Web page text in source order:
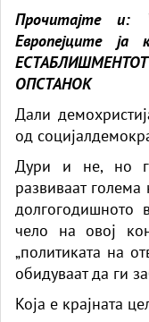
Прочитајте и:
Европејците
ОПСТАНОК
Дали
од
Дури и не, но
развиваат
чело на овој
„политиката на
обидуваат да ги
Која е крајната